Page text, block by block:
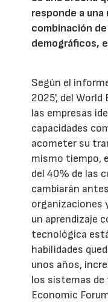
responde a una
combinación
demográficos,
Según el
2025', del
las empresas
capacidades
acometer su
mismo tiempo,
del 40% de las
cambiarán
organizaciones
un aprendizaje
tecnológica
habilidades
unos años,
los sistemas de
Economic